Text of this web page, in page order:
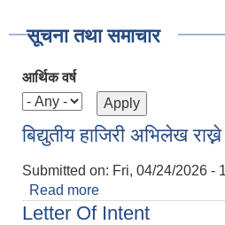
सूचना तथा समाचार
आर्थिक वर्ष
बिद्युतीय हाजिरी अभिलेख
Submitted on: Fri, 04/24/2026 -
Read more
Letter Of Intent